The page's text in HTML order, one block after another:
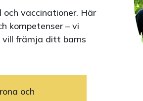
vaccinationer. Här
kompetenser – vi
vill främja ditt barns
och